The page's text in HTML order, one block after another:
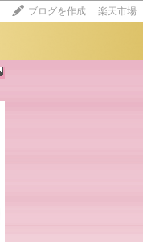
ブログを作成 楽天市場